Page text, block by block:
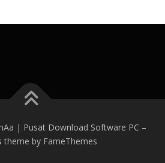
| Pusat Download Software PC –
theme by FameThemes